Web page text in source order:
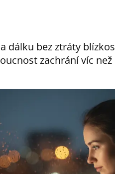
dálku bez ztráty
zachrání víc